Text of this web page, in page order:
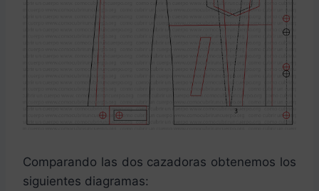
Comparando las dos cazadoras obtenemos los
siguientes diagramas: